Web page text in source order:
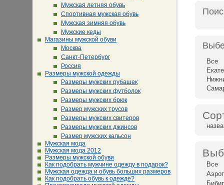
Мужская летняя обувь
Спортивная мужская обувь
Мужская зимняя обувь
Мужские кеды
Магазины мужской обуви
Москва
Санкт-Петербург
Россия
Размеры мужской одежды
Размеры мужских рубашек
Размеры мужских футболок
Размеры мужских брюк
Размер мужских трусов
Размеры мужских свитеров
Размеры мужских джинсов
Размер мужских кальсон
Мужская мода
Мужская мода 2012
Размеры мужской обуви
Как подобрать мужчине одежду в подарок?
Мужская одежда и обувь больших размеров
Как подобрать обувь к одежде?
Все
Все